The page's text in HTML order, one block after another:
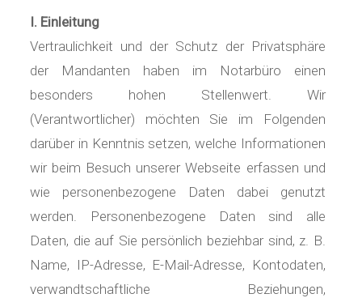
I. Einleitung
Vertraulichkeit und der Schutz der Privatsphäre
der Mandanten haben im Notarbüro einen
besonders hohen Stellenwert. Wir
(Verantwortlicher) möchten Sie im Folgenden
darüber in Kenntnis setzen, welche Informationen
wir beim Besuch unserer Webseite erfassen und
wie personenbezogene Daten dabei genutzt
werden. Personenbezogene Daten sind alle
Daten, die auf Sie persönlich beziehbar sind, z. B.
Name, IP-Adresse, E-Mail-Adresse, Kontodaten,
verwandtschaftliche Beziehungen,